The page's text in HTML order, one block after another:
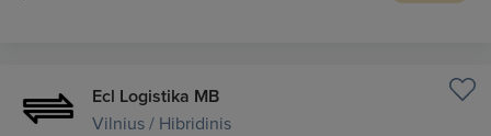
Ecl Logistika MB
Vilnius / Hibridinis